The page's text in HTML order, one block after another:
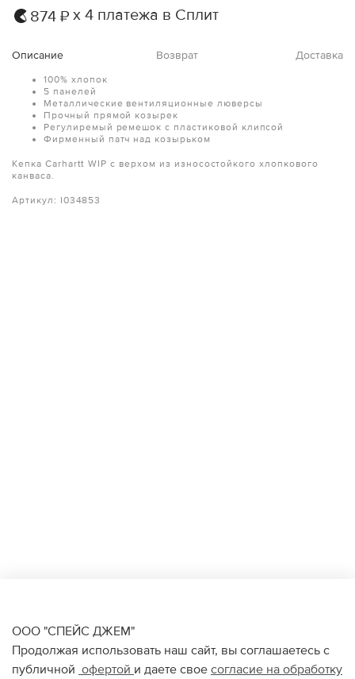
874 ₽ х 4 платежа в Сплит
Описание Возврат Доставка
100% хлопок
5 панелей
Металлические вентиляционные люверсы
Прочный прямой козырек
Регулиремый ремешок с пластиковой клипсой
Фирменный патч над козырьком
Кепка Carhartt WIP с верхом из износостойкого хлопкового
канваса.
Артикул: I034853
ООО "СПЕЙС ДЖЕМ"
Продолжая использовать наш сайт, вы соглашаетесь с
публичной офертой и даете свое согласие на обработку